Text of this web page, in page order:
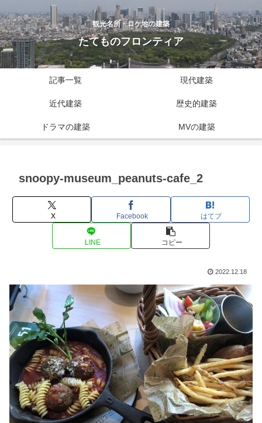
観光名所・ロケ地の建築
たてものフロンティア
記事一覧 現代建築
近代建築 歴史的建築
ドラマの建築 MVの建築
snoopy-museum_peanuts-cafe_2
X Facebook はてブ
LINE コピー
2022.12.18